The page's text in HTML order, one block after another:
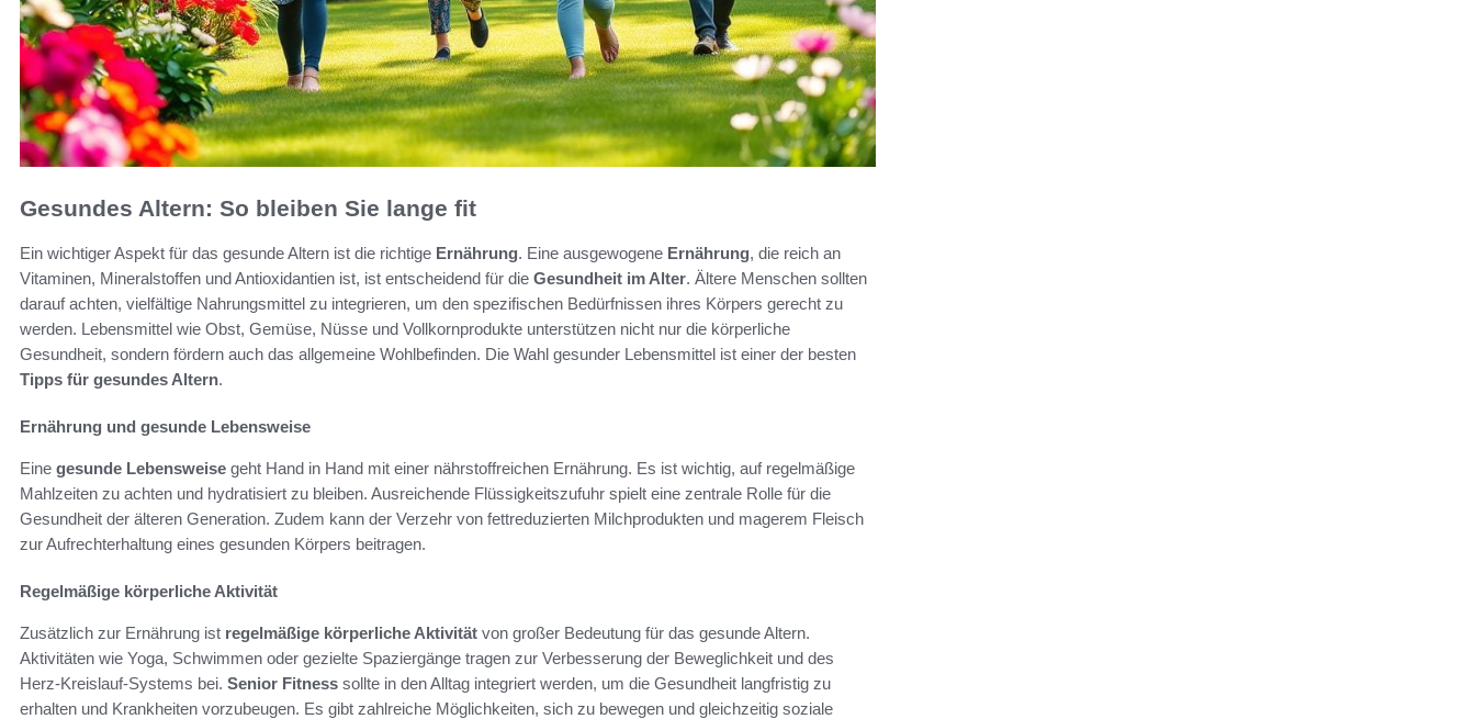
Gesundes Altern: So bleiben Sie lange fit
Ein wichtiger Aspekt für das gesunde Altern ist die richtige Ernährung. Eine ausgewogene Ernährung, die reich an
Vitaminen, Mineralstoffen und Antioxidantien ist, ist entscheidend für die Gesundheit im Alter. Ältere Menschen sollten
darauf achten, vielfältige Nahrungsmittel zu integrieren, um den spezifischen Bedürfnissen ihres Körpers gerecht zu
werden. Lebensmittel wie Obst, Gemüse, Nüsse und Vollkornprodukte unterstützen nicht nur die körperliche
Gesundheit, sondern fördern auch das allgemeine Wohlbefinden. Die Wahl gesunder Lebensmittel ist einer der besten
Tipps für gesundes Altern.
Ernährung und gesunde Lebensweise
Eine gesunde Lebensweise geht Hand in Hand mit einer nährstoffreichen Ernährung. Es ist wichtig, auf regelmäßige
Mahlzeiten zu achten und hydratisiert zu bleiben. Ausreichende Flüssigkeitszufuhr spielt eine zentrale Rolle für die
Gesundheit der älteren Generation. Zudem kann der Verzehr von fettreduzierten Milchprodukten und magerem Fleisch
zur Aufrechterhaltung eines gesunden Körpers beitragen.
Regelmäßige körperliche Aktivität
Zusätzlich zur Ernährung ist regelmäßige körperliche Aktivität von großer Bedeutung für das gesunde Altern.
Aktivitäten wie Yoga, Schwimmen oder gezielte Spaziergänge tragen zur Verbesserung der Beweglichkeit und des
Herz-Kreislauf-Systems bei. Senior Fitness sollte in den Alltag integriert werden, um die Gesundheit langfristig zu
erhalten und Krankheiten vorzubeugen. Es gibt zahlreiche Möglichkeiten, sich zu bewegen und gleichzeitig soziale